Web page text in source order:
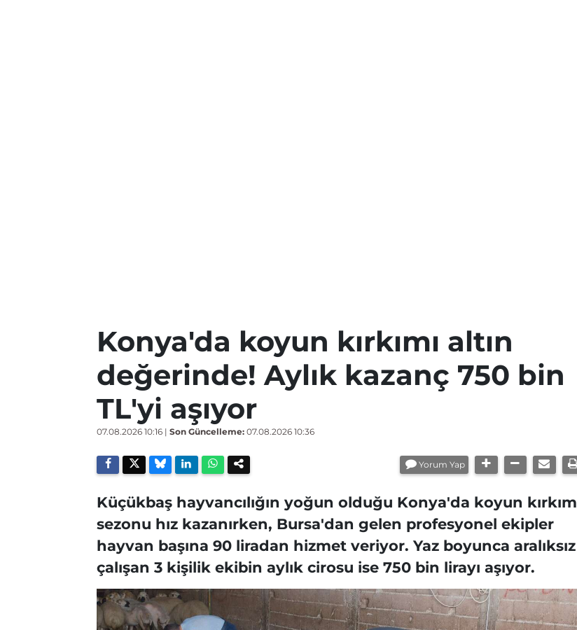
Konya'da koyun kırkımı altın
değerinde! Aylık kazanç 750 bin
TL'yi aşıyor
07.08.2026 10:16 | Son Güncelleme: 07.08.2026 10:36
Yorum Yap
Küçükbaş hayvancılığın yoğun olduğu Konya'da koyun kırkım
sezonu hız kazanırken, Bursa'dan gelen profesyonel ekipler
hayvan başına 90 liradan hizmet veriyor. Yaz boyunca aralıksız
çalışan 3 kişilik ekibin aylık cirosu ise 750 bin lirayı aşıyor.